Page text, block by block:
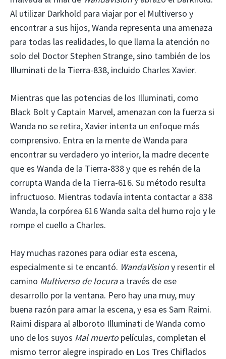
Al utilizar Darkhold para viajar por el Multiverso y
encontrar a sus hijos, Wanda representa una amenaza
para todas las realidades, lo que llama la atención no
solo del Doctor Stephen Strange, sino también de los
Illuminati de la Tierra-838, incluido Charles Xavier.
Mientras que las potencias de los Illuminati, como
Black Bolt y Captain Marvel, amenazan con la fuerza si
Wanda no se retira, Xavier intenta un enfoque más
comprensivo. Entra en la mente de Wanda para
encontrar su verdadero yo interior, la madre decente
que es Wanda de la Tierra-838 y que es rehén de la
corrupta Wanda de la Tierra-616. Su método resulta
infructuoso. Mientras todavía intenta contactar a 838
Wanda, la corpórea 616 Wanda salta del humo rojo y le
rompe el cuello a Charles.
Hay muchas razones para odiar esta escena,
especialmente si te encantó. WandaVisiony resentir el
camino Multiverso de locuraa través de ese
desarrollo por la ventana. Pero hay una muy, muy
buena razón para amar la escena, y esa es Sam Raimi.
Raimi dispara al alboroto Illuminati de Wanda como
uno de los suyos Mal muertopelículas, completan el
mismo terror alegre inspirado en Los Tres Chiflados